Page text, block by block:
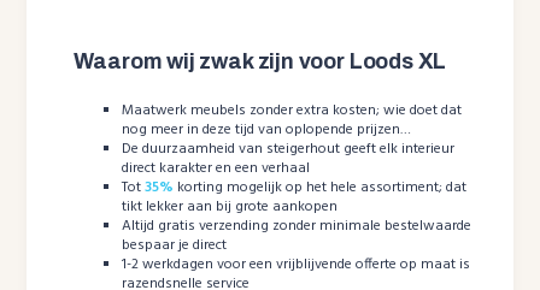
Waarom wij zwak zijn voor Loods XL
Maatwerk meubels zonder extra kosten; wie doet dat
nog meer in deze tijd van oplopende prijzen…
De duurzaamheid van steigerhout geeft elk interieur
direct karakter en een verhaal
Tot35% korting mogelijk op het hele assortiment; dat
tikt lekker aan bij grote aankopen
Altijd gratis verzending zonder minimale bestelwaarde
bespaar je direct
1-2 werkdagen voor een vrijblijvende offerte op maat is
razendsnelle service